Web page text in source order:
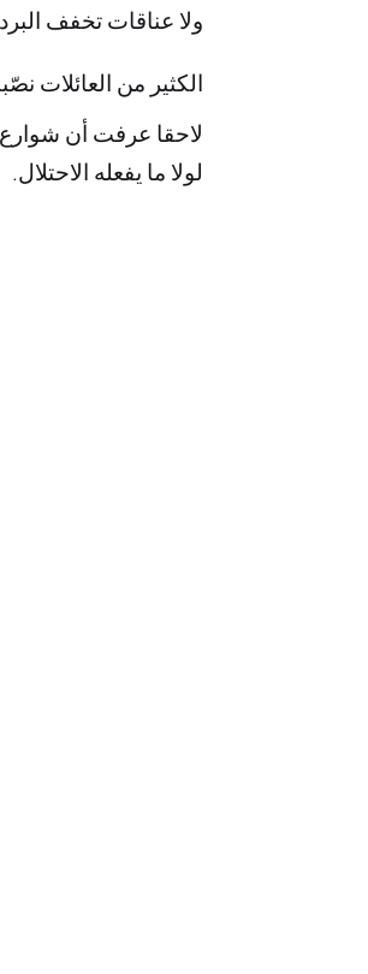
ولا عناقات تخفف
الكثير من العائلات
لاحقا عرفت أن
لولا ما يفعله الاحتلال.